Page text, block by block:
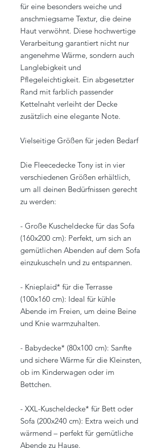
für eine besonders weiche und
anschmiegsame Textur, die deine
Haut verwöhnt. Diese hochwertige
Verarbeitung garantiert nicht nur
angenehme Wärme, sondern auch
Langlebigkeit und
Pflegeleichtigkeit. Ein abgesetzter
Rand mit farblich passender
Kettelnaht verleiht der Decke
zusätzlich eine elegante Note.
Vielseitige Größen für jeden Bedarf
Die Fleecedecke Tony ist in vier
verschiedenen Größen erhältlich,
um all deinen Bedürfnissen gerecht
zu werden:
- Große Kuscheldecke für das Sofa
(160x200 cm): Perfekt, um sich an
gemütlichen Abenden auf dem Sofa
einzukuscheln und zu entspannen.
- Knieplaid* für die Terrasse
(100x160 cm): Ideal für kühle
Abende im Freien, um deine Beine
und Knie warmzuhalten.
- Babydecke* (80x100 cm): Sanfte
und sichere Wärme für die Kleinsten,
ob im Kinderwagen oder im
Bettchen.
- XXL-Kuscheldecke* für Bett oder
Sofa (200x240 cm): Extra weich und
wärmend – perfekt für gemütliche
Abende zu Hause.